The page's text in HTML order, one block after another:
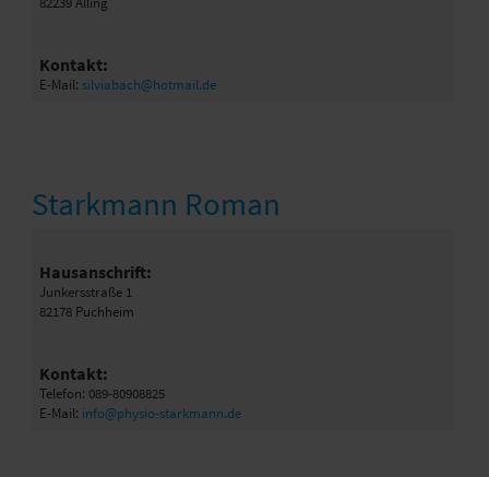
Kontakt:
E-Mail: silviabach@hotmail.de
Starkmann Roman
Hausanschrift:
Junkersstraße 1
82178 Puchheim
Kontakt:
Telefon: 089-80908825
E-Mail: info@physio-starkmann.de